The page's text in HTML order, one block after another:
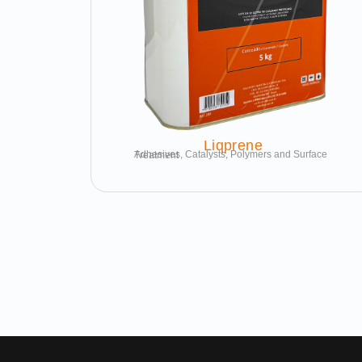
Liqprene
Adhesives, Catalysts, Polymers and Surface Treatment